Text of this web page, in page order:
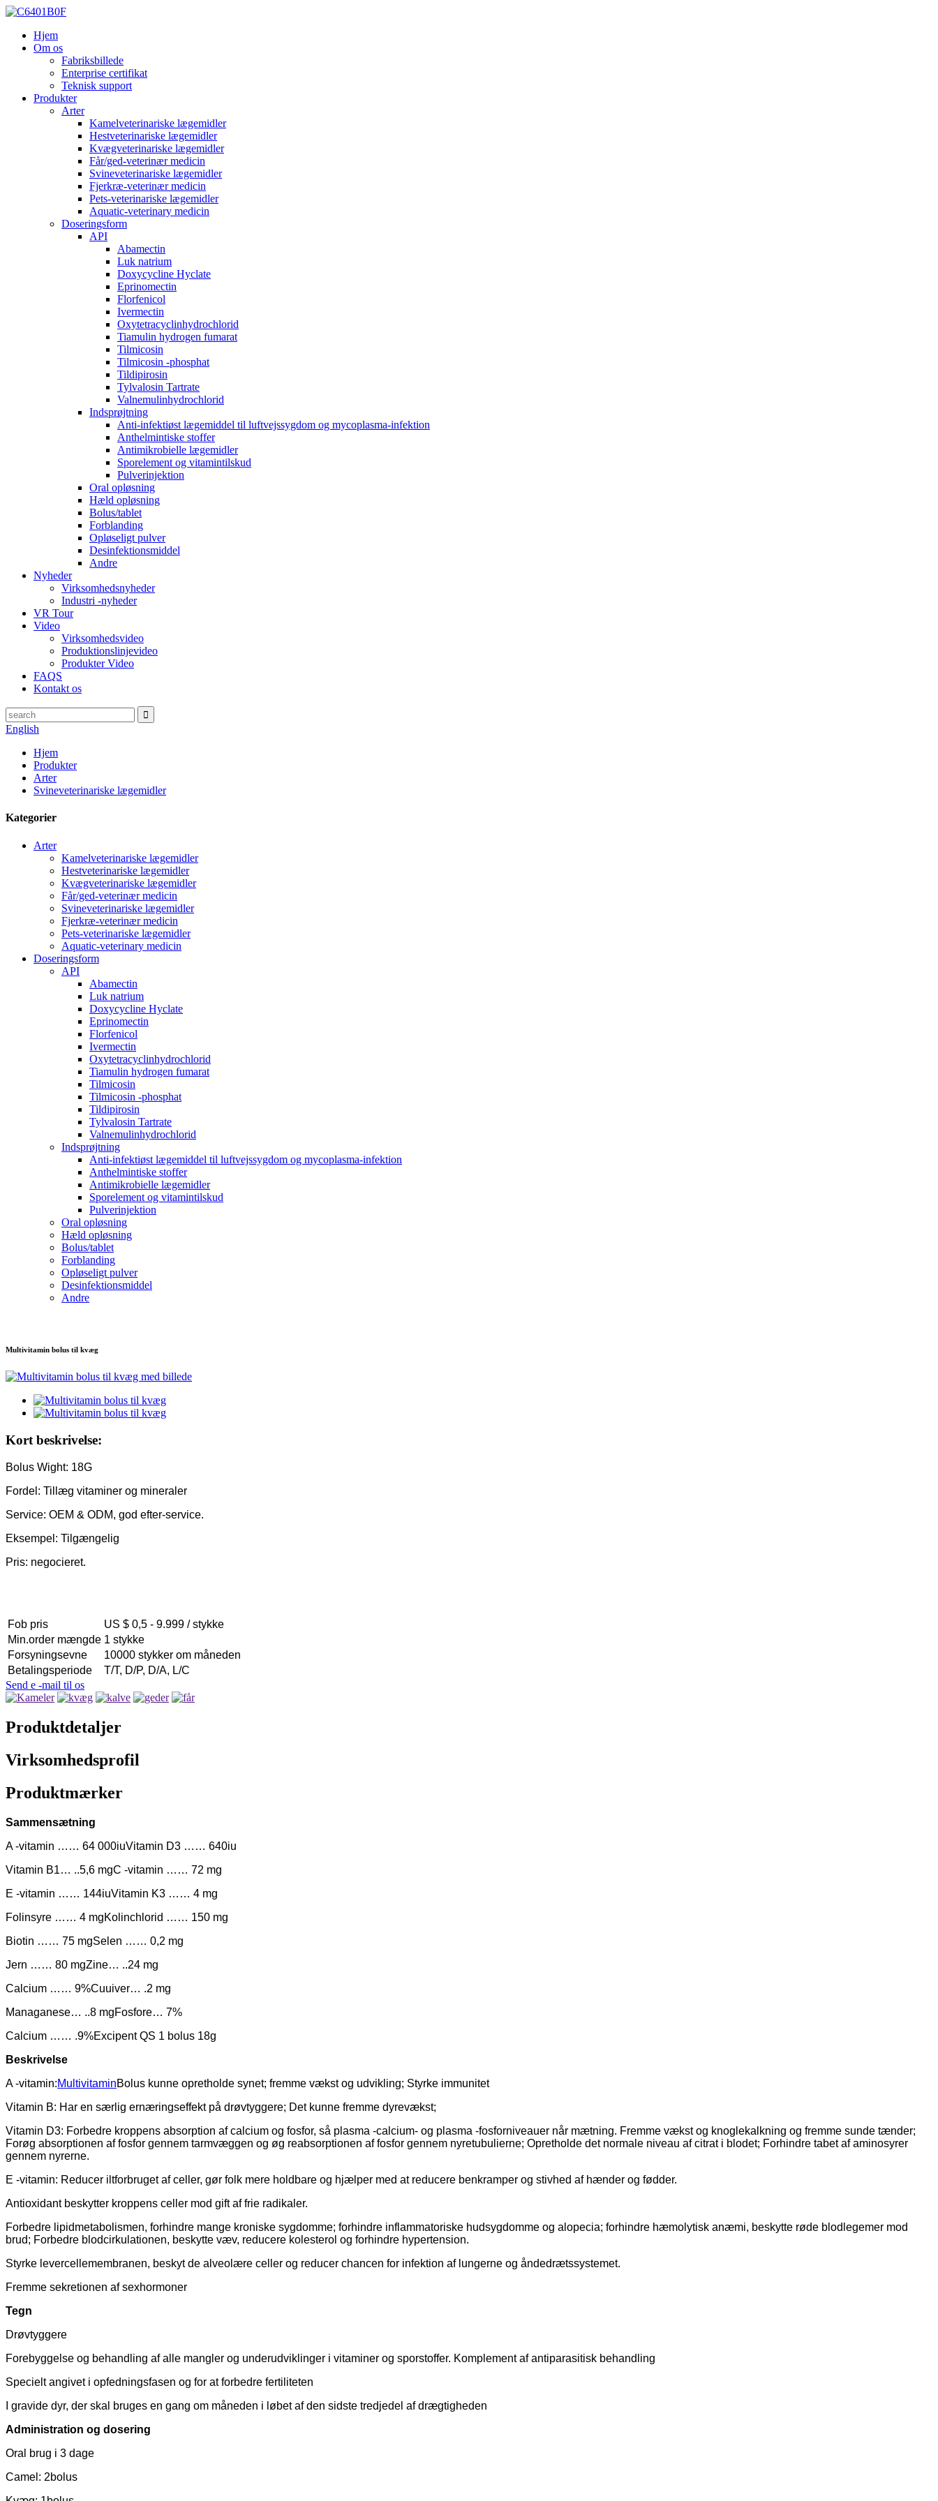
Hjem
Om os
Fabriksbillede
Enterprise certifikat
Teknisk support
Produkter
Arter
Kamelveterinariske lægemidler
Hestveterinariske lægemidler
Kvægveterinariske lægemidler
Får/ged-veterinær medicin
Svineveterinariske lægemidler
Fjerkræ-veterinær medicin
Pets-veterinariske lægemidler
Aquatic-veterinary medicin
Doseringsform
API
Abamectin
Luk natrium
Doxycycline Hyclate
Eprinomectin
Florfenicol
Ivermectin
Oxytetracyclinhydrochlorid
Tiamulin hydrogen fumarat
Tilmicosin
Tilmicosin -phosphat
Tildipirosin
Tylvalosin Tartrate
Valnemulinhydrochlorid
Indsprøjtning
Anti-infektiøst lægemiddel til luftvejssygdom og mycoplasma-infektion
Anthelmintiske stoffer
Antimikrobielle lægemidler
Sporelement og vitamintilskud
Pulverinjektion
Oral opløsning
Hæld opløsning
Bolus/tablet
Forblanding
Opløseligt pulver
Desinfektionsmiddel
Andre
Nyheder
Virksomhedsnyheder
Industri -nyheder
VR Tour
Video
Virksomhedsvideo
Produktionslinjevideo
Produkter Video
FAQS
Kontakt os
English
Hjem
Produkter
Arter
Svineveterinariske lægemidler
Kategorier
Arter
Kamelveterinariske lægemidler
Hestveterinariske lægemidler
Kvægveterinariske lægemidler
Får/ged-veterinær medicin
Svineveterinariske lægemidler
Fjerkræ-veterinær medicin
Pets-veterinariske lægemidler
Aquatic-veterinary medicin
Doseringsform
API
Abamectin
Luk natrium
Doxycycline Hyclate
Eprinomectin
Florfenicol
Ivermectin
Oxytetracyclinhydrochlorid
Tiamulin hydrogen fumarat
Tilmicosin
Tilmicosin -phosphat
Tildipirosin
Tylvalosin Tartrate
Valnemulinhydrochlorid
Indsprøjtning
Anti-infektiøst lægemiddel til luftvejssygdom og mycoplasma-infektion
Anthelmintiske stoffer
Antimikrobielle lægemidler
Sporelement og vitamintilskud
Pulverinjektion
Oral opløsning
Hæld opløsning
Bolus/tablet
Forblanding
Opløseligt pulver
Desinfektionsmiddel
Andre
Multivitamin bolus til kvæg
Kort beskrivelse:
Bolus Wight: 18G
Fordel: Tillæg vitaminer og mineraler
Service: OEM & ODM, god efter-service.
Eksempel: Tilgængelig
Pris: negocieret.
Fob pris
US $ 0,5 - 9.999 / stykke
Min.order mængde 1 stykke
Forsyningsevne
10000 stykker om måneden
Betalingsperiode
T/T, D/P, D/A, L/C
Send e -mail til os
Produktdetaljer
Virksomhedsprofil
Produktmærker
Sammensætning
A -vitamin …… 64 000iuVitamin D3 …… 640iu
Vitamin B1… ..5,6 mgC -vitamin …… 72 mg
E -vitamin …… 144iuVitamin K3 …… 4 mg
Folinsyre …… 4 mgKolinchlorid …… 150 mg
Biotin …… 75 mgSelen …… 0,2 mg
Jern …… 80 mgZine… ..24 mg
Calcium …… 9%Cuuiver… .2 mg
Managanese… ..8 mgFosfore… 7%
Calcium …… .9%Excipent QS 1 bolus 18g
Beskrivelse
A -vitamin:MultivitaminBolus kunne opretholde synet; fremme vækst og udvikling; Styrke immunitet
Vitamin B: Har en særlig ernæringseffekt på drøvtyggere; Det kunne fremme dyrevækst;
Vitamin D3: Forbedre kroppens absorption af calcium og fosfor, så plasma -calcium- og plasma -fosforniveauer når mætning. Fremme vækst og knoglekalkning og fremme sunde tænder;
Forøg absorptionen af ​​fosfor gennem tarmvæggen og øg reabsorptionen af ​​fosfor gennem nyretubulierne; Opretholde det normale niveau af citrat i blodet; Forhindre tabet af aminosyrer
gennem nyrerne.
E -vitamin: Reducer iltforbruget af celler, gør folk mere holdbare og hjælper med at reducere benkramper og stivhed af hænder og fødder.
Antioxidant beskytter kroppens celler mod gift af frie radikaler.
Forbedre lipidmetabolismen, forhindre mange kroniske sygdomme; forhindre inflammatoriske hudsygdomme og alopecia; forhindre hæmolytisk anæmi, beskytte røde blodlegemer mod
brud; Forbedre blodcirkulationen, beskytte væv, reducere kolesterol og forhindre hypertension.
Styrke levercellemembranen, beskyt de alveolære celler og reducer chancen for infektion af lungerne og åndedrætssystemet.
Fremme sekretionen af ​​sexhormoner
Tegn
Drøvtyggere
Forebyggelse og behandling af alle mangler og underudviklinger i vitaminer og sporstoffer. Komplement af antiparasitisk behandling
Specielt angivet i opfedningsfasen og for at forbedre fertiliteten
I gravide dyr, der skal bruges en gang om måneden i løbet af den sidste tredjedel af drægtigheden
Administration og dosering
Oral brug i 3 dage
Camel: 2bolus